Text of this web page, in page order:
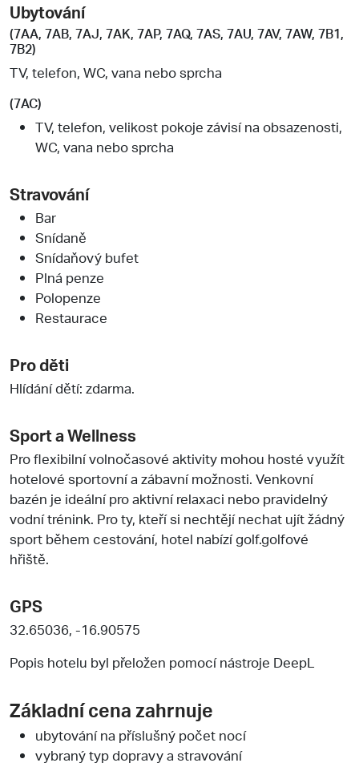
Ubytování
(7AA, 7AB, 7AJ, 7AK, 7AP, 7AQ, 7AS, 7AU, 7AV, 7AW, 7B1,
7B2)
TV, telefon, WC, vana nebo sprcha
(7AC)
TV, telefon, velikost pokoje závisí na obsazenosti,
WC, vana nebo sprcha
Stravování
Bar
Snídaně
Snídaňový bufet
Plná penze
Polopenze
Restaurace
Pro děti
Hlídání dětí: zdarma.
Sport a Wellness
Pro flexibilní volnočasové aktivity mohou hosté využít
hotelové sportovní a zábavní možnosti. Venkovní
bazén je ideální pro aktivní relaxaci nebo pravidelný
vodní trénink. Pro ty, kteří si nechtějí nechat ujít žádný
sport během cestování, hotel nabízí golf.golfové
hřiště.
GPS
32.65036, -16.90575
Popis hotelu byl přeložen pomocí nástroje DeepL
Základní cena zahrnuje
ubytování na příslušný počet nocí
vybraný typ dopravy a stravování